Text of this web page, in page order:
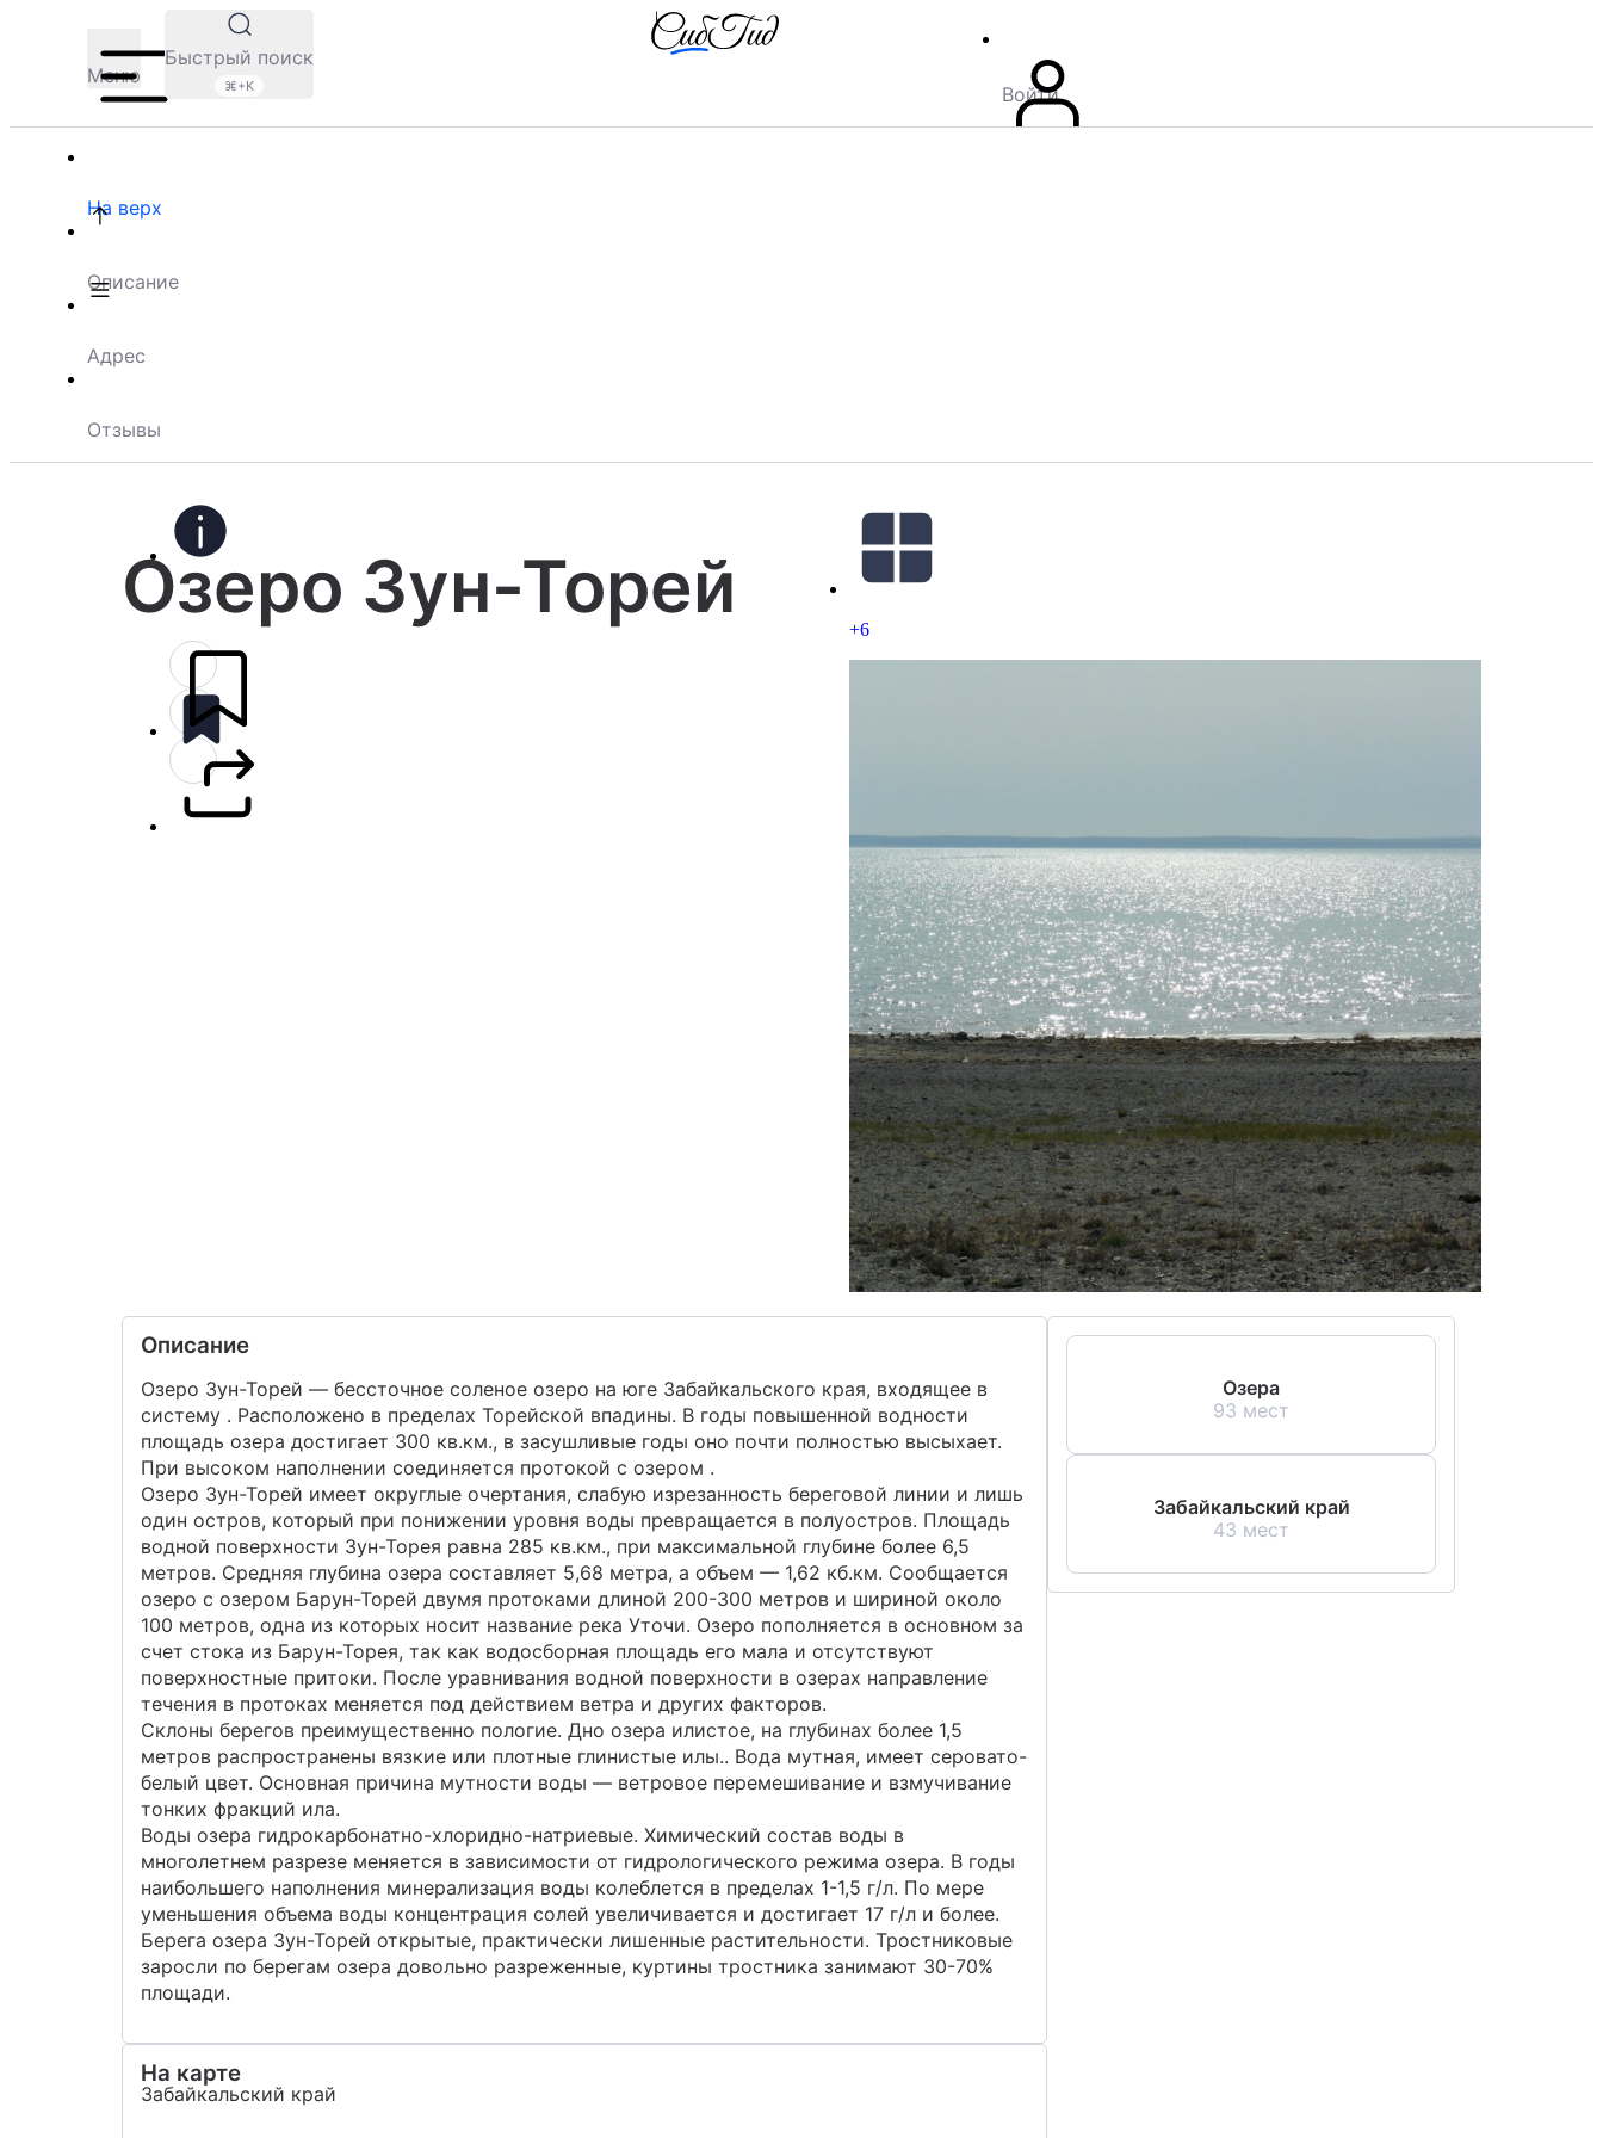
Меню
Быстрый поиск
⌘+K Войти
На верх
Описание
Адрес
Отзывы
Озеро Зун-Торей
+6
Описание
Озеро Зун-Торей — бессточное соленое озеро на юге Забайкальского края, входящее в
систему . Расположено в пределах Торейской впадины. В годы повышенной водности
площадь озера достигает 300 кв.км., в засушливые годы оно почти полностью высыхает.
При высоком наполнении соединяется протокой с озером .
Озеро Зун-Торей имеет округлые очертания, слабую изрезанность береговой линии и лишь
один остров, который при понижении уровня воды превращается в полуостров. Площадь
водной поверхности Зун-Торея равна 285 кв.км., при максимальной глубине более 6,5
метров. Средняя глубина озера составляет 5,68 метра, а объем — 1,62 кб.км. Сообщается
озеро с озером Барун-Торей двумя протоками длиной 200-300 метров и шириной около
100 метров, одна из которых носит название река Уточи. Озеро пополняется в основном за
счет стока из Барун-Торея, так как водосборная площадь его мала и отсутствуют
поверхностные притоки. После уравнивания водной поверхности в озерах направление
течения в протоках меняется под действием ветра и других факторов.
Склоны берегов преимущественно пологие. Дно озера илистое, на глубинах более 1,5
метров распространены вязкие или плотные глинистые илы.. Вода мутная, имеет серовато-
белый цвет. Основная причина мутности воды — ветровое перемешивание и взмучивание
тонких фракций ила.
Воды озера гидрокарбонатно-хлоридно-натриевые. Химический состав воды в
многолетнем разрезе меняется в зависимости от гидрологического режима озера. В годы
наибольшего наполнения минерализация воды колеблется в пределах 1-1,5 г/л. По мере
уменьшения объема воды концентрация солей увеличивается и достигает 17 г/л и более.
Берега озера Зун-Торей открытые, практически лишенные растительности. Тростниковые
заросли по берегам озера довольно разреженные, куртины тростника занимают 30-70%
площади.
На карте
Забайкальский край
Озера
93 мест
Забайкальский край
43 мест